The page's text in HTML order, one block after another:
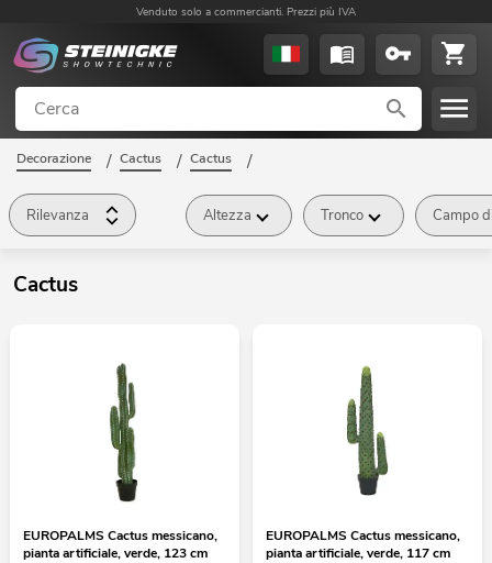
Venduto solo a commercianti. Prezzi più IVA
Decorazione / Cactus / Cactus /
Rilevanza Altezza Tronco Campo
Cactus
EUROPALMS Cactus messicano,
pianta artificiale, verde, 123 cm
EUROPALMS Cactus messicano,
pianta artificiale, verde, 117 cm